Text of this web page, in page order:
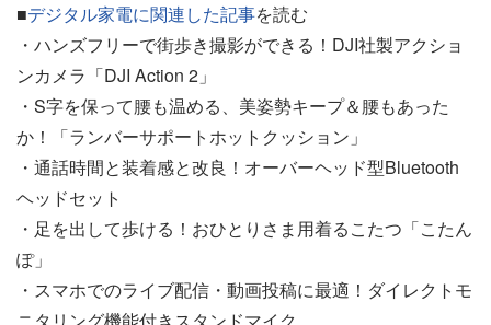
■デジタル家電に関連した記事を読む
・ハンズフリーで街歩き撮影ができる！DJI社製アクショ
ンカメラ「DJI Action 2」
・S字を保って腰も温める、美姿勢キープ＆腰もあった
か！「ランバーサポートホットクッション」
・通話時間と装着感と改良！オーバーヘッド型Bluetooth
ヘッドセット
・足を出して歩ける！おひとりさま用着るこたつ「こたん
ぽ」
・スマホでのライブ配信・動画投稿に最適！ダイレクトモ